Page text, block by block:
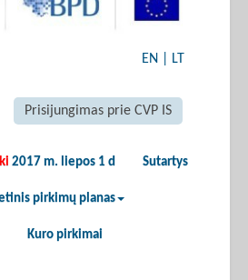
EN LT
Prisijungimas prie CVP IS
2017 m. liepos 1 d Sutartys
pirkimų planas
Kuro pirkimai